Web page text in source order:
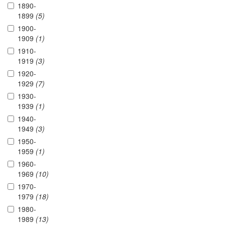
1890-
1899 (5)
1900-
1909 (1)
1910-
1919 (3)
1920-
1929 (7)
1930-
1939 (1)
1940-
1949 (3)
1950-
1959 (1)
1960-
1969 (10)
1970-
1979 (18)
1980-
1989 (13)